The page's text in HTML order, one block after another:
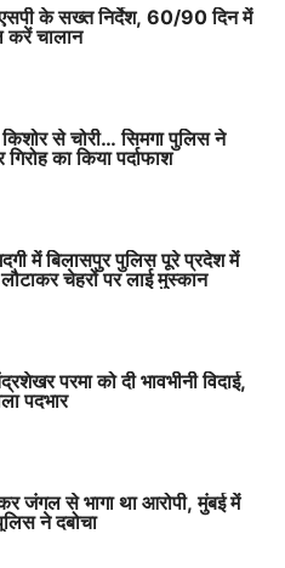
के सख्त निर्देश, 60/90 दिन में
करें चालान
से चोरी… सिमगा पुलिस ने
का किया पर्दाफाश
में बिलासपुर पुलिस पूरे प्रदेश में
चेहरों पर लाई मुस्कान
परमा को दी भावभीनी विदाई,
पदभार
जंगल से भागा था आरोपी, मुंबई में
ने दबोचा